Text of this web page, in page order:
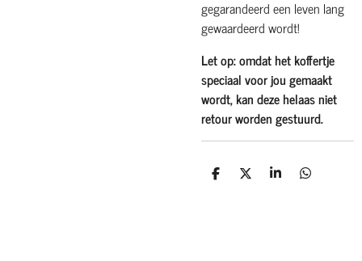
gegarandeerd een leven lang
gewaardeerd wordt!
Let op: omdat het koffertje
speciaal voor jou gemaakt
wordt, kan deze helaas niet
retour worden gestuurd.
D D S D